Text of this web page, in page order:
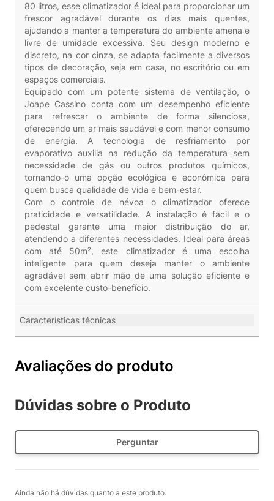
80 litros, esse climatizador é ideal para proporcionar um
frescor agradável durante os dias mais quentes,
ajudando a manter a temperatura do ambiente amena e
livre de umidade excessiva. Seu design moderno e
discreto, na cor cinza, se adapta facilmente a diversos
tipos de decoração, seja em casa, no escritório ou em
espaços comerciais.
Equipado com um potente sistema de ventilação, o
Joape Cassino conta com um desempenho eficiente
para refrescar o ambiente de forma silenciosa,
oferecendo um ar mais saudável e com menor consumo
de energia. A tecnologia de resfriamento por
evaporativo auxilia na redução da temperatura sem
necessidade de gás ou outros produtos químicos,
tornando-o uma opção ecológica e econômica para
quem busca qualidade de vida e bem-estar.
Com o controle de névoa o climatizador oferece
praticidade e versatilidade. A instalação é fácil e o
pedestal garante uma maior distribuição do ar,
atendendo a diferentes necessidades. Ideal para áreas
com até 50m², este climatizador é uma escolha
inteligente para quem deseja manter o ambiente
agradável sem abrir mão de uma solução eficiente e
com excelente custo-benefício.
Características técnicas
Avaliações do produto
Dúvidas sobre o Produto
Perguntar
Ainda não há dúvidas quanto a este produto.